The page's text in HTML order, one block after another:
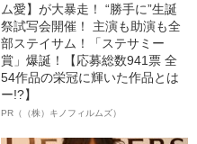
ム愛】が大暴走！ “勝手に”生誕
祭試写会開催！ 主演も助演も全
部ステイサム！「ステサミー
賞」爆誕！【応募総数941票 全
54作品の栄冠に輝いた作品とは
ー!?】
PR（（株）キノフィルムズ）